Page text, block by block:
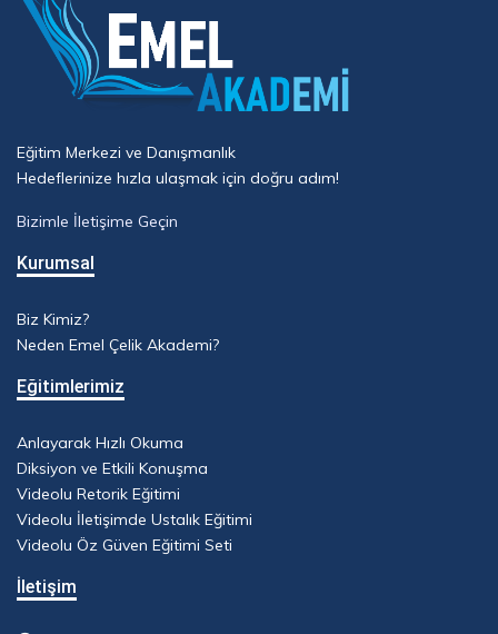
Eğitim Merkezi ve Danışmanlık
Hedeflerinize hızla ulaşmak için doğru adım!
Bizimle İletişime Geçin
Kurumsal
Biz Kimiz?
Neden Emel Çelik Akademi?
Eğitimlerimiz
Anlayarak Hızlı Okuma
Diksiyon ve Etkili Konuşma
Videolu Retorik Eğitimi
Videolu İletişimde Ustalık Eğitimi
Videolu Öz Güven Eğitimi Seti
İletişim